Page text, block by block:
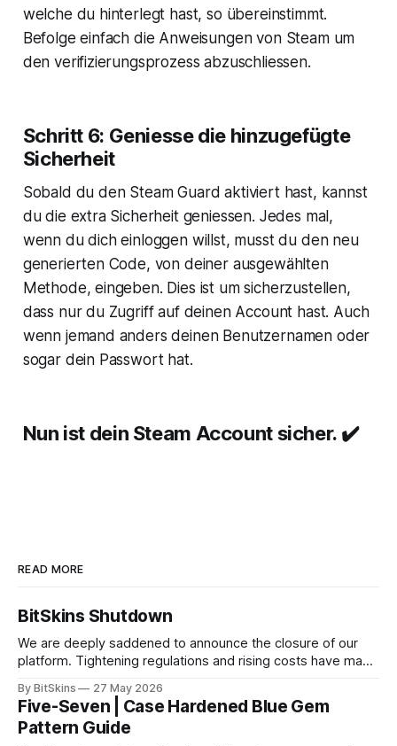
welche du hinterlegt hast, so übereinstimmt.
Befolge einfach die Anweisungen von Steam um
den verifizierungsprozess abzuschliessen.
Schritt 6: Geniesse die hinzugefügte
Sicherheit
Sobald du den Steam Guard aktiviert hast, kannst
du die extra Sicherheit geniessen. Jedes mal,
wenn du dich einloggen willst, musst du den neu
generierten Code, von deiner ausgewählten
Methode, eingeben. Dies ist um sicherzustellen,
dass nur du Zugriff auf deinen Account hast. Auch
wenn jemand anders deinen Benutzernamen oder
sogar dein Passwort hat.
Nun ist dein Steam Account sicher. ✔️
READ MORE
BitSkins Shutdown
We are deeply saddened to announce the closure of our
platform. Tightening regulations and rising costs have made
By BitSkins 27 May 2026
Five-Seven | Case Hardened Blue Gem
Pattern Guide